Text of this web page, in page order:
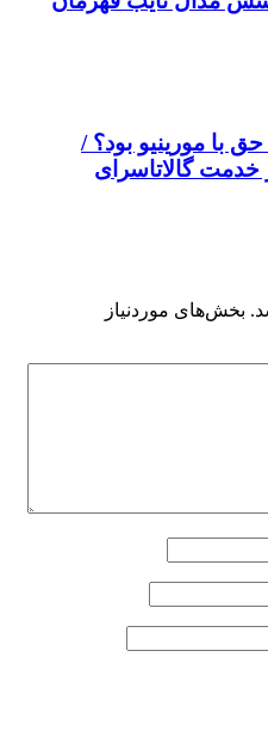
با مورینیو بود؟ /
خدمت گالاتاسرای
بخش‌های موردنیاز